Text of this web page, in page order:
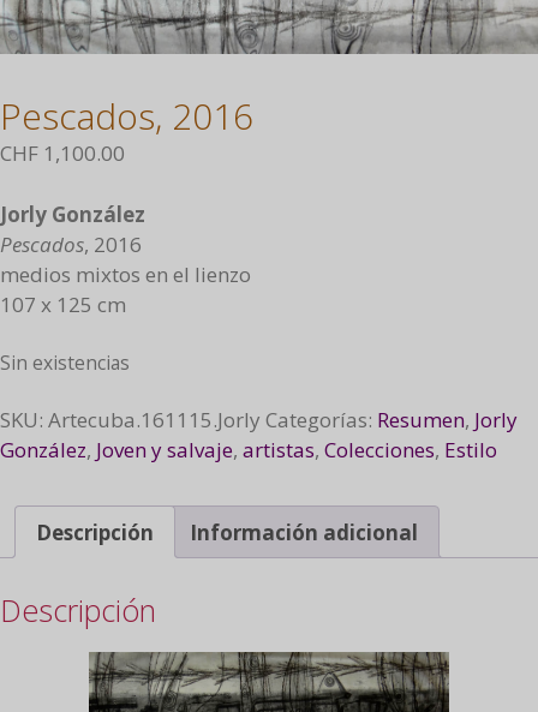
Pescados, 2016
CHF 1,100.00
Jorly González
Pescados, 2016
medios mixtos en el lienzo
107 x 125 cm
Sin existencias
SKU: Artecuba.161115.Jorly Categorías: Resumen, Jorly
González, Joven y salvaje, artistas, Colecciones, Estilo
Descripción Información adicional
Descripción